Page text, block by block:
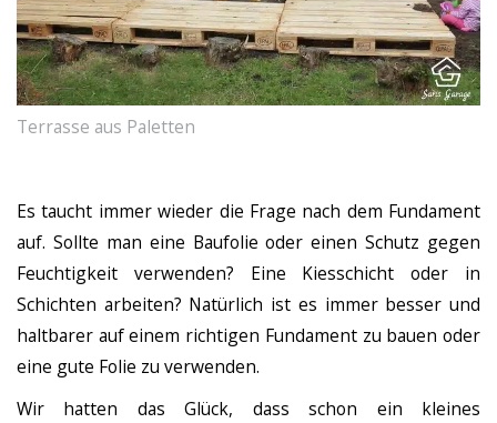
Terrasse aus Paletten
Es taucht immer wieder die Frage nach dem Fundament
auf. Sollte man eine Baufolie oder einen Schutz gegen
Feuchtigkeit verwenden? Eine Kiesschicht oder in
Schichten arbeiten? Natürlich ist es immer besser und
haltbarer auf einem richtigen Fundament zu bauen oder
eine gute Folie zu verwenden.
Wir hatten das Glück, dass schon ein kleines